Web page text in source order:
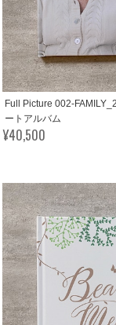
Full Picture 002-
ートアルバム
¥40,500